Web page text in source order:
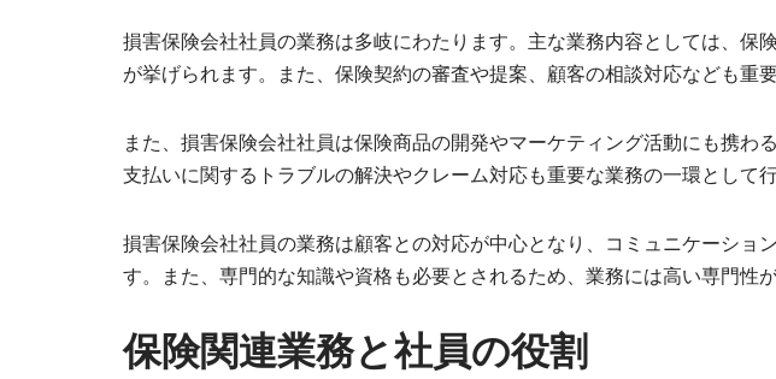
損害保険会社社員の業務は多岐にわたります。主な業務内容としては、保
が挙げられます。また、保険契約の審査や提案、顧客の相談対応なども重
また、損害保険会社社員は保険商品の開発やマーケティング活動にも携わ
支払いに関するトラブルの解決やクレーム対応も重要な業務の一環として行
損害保険会社社員の業務は顧客との対応が中心となり、コミュニケーショ
す。また、専門的な知識や資格も必要とされるため、業務には高い専門性
保険関連業務と社員の役割